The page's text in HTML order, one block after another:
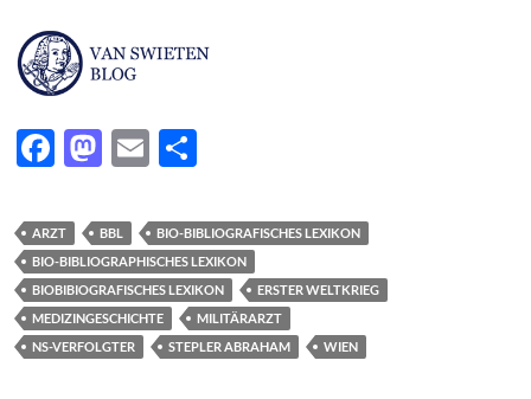
F
e
b
o
o
k
M
to
d
o
n
E
ail le
n
ARZT BBL
BIO-BIBLIOGRAFISCHES LEXIKON
BIO-BIBLIOGRAPHISCHES LEXIKON
BIOBIBIOGRAFISCHES LEXIKON
ERSTER WELTKRIEG
MEDIZINGESCHICHTE
MILITÄRARZT
NS-VERFOLGTER
STEPLER ABRAHAM WIEN